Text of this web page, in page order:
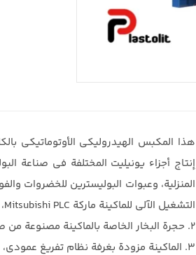
هذا المكبس الهيدروليكي الأوتوماتيكي
إنتاج أجزاء يونيليت المختلفة في صناعة
المنزلية، وعبوات البوليسترين للخضروات
التشغيل الآلي للماكينة ماركة Mitsubishi PLC، على الرغم من أنه يمكن تغيير ذلك بناءً على طلب العميل.
2. حجرة البخار الخاصة بالماكينة مصنوعة من صفائح الفولاذ المقاوم للصدأ، مما يزيد من عمر الماكينة بشكل كبير.
3. الماكينة مزودة بغرفة نظام تفريغ عمودي، مما يسمح باستخراج المنتجات المجففة من الماكينة وتقليل وقت دورة التشغيل.